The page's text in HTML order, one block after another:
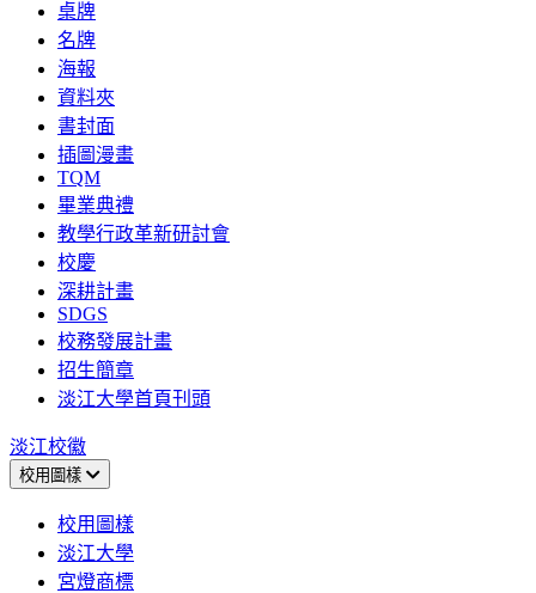
桌牌
名牌
海報
資料夾
書封面
插圖漫畫
TQM
畢業典禮
教學行政革新研討會
校慶
深耕計畫
SDGS
校務發展計畫
招生簡章
淡江大學首頁刊頭
淡江校徽
校用圖樣
校用圖樣
淡江大學
宮燈商標